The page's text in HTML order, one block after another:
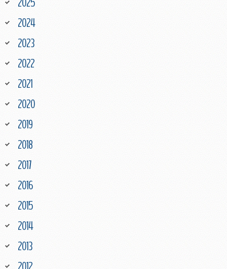
2024
2023
2022
2021
2020
2019
2018
2017
2016
2015
2014
2013